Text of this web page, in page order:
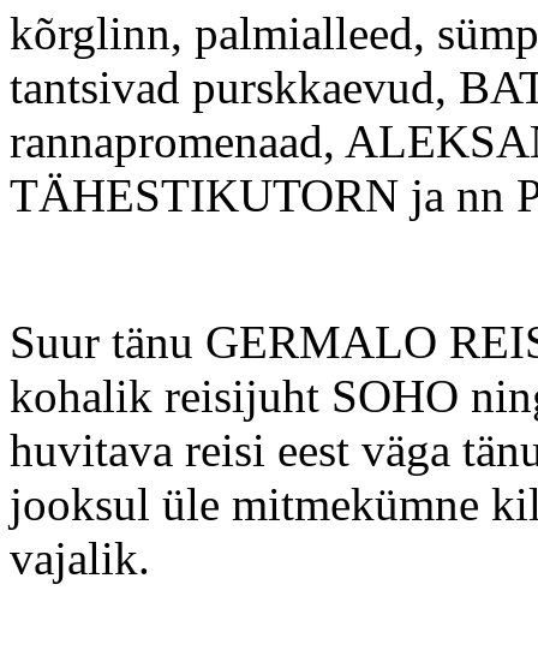
kõrglinn, palmialleed,
tantsivad purskkaevud,
rannapromenaad,
TÄHESTIKUTORN ja nn
Suur tänu GERMALO
kohalik reisijuht SOHO
huvitava reisi eest väga
jooksul üle mitmekümne
vajalik.